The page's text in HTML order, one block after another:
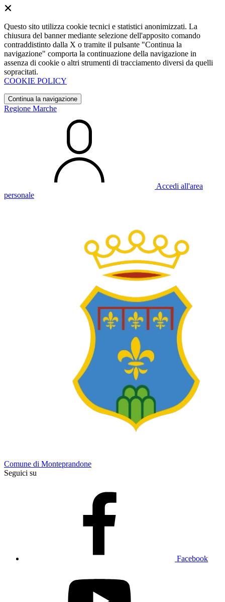
Questo sito utilizza cookie tecnici e statistici anonimizzati. La
chiusura del banner mediante selezione dell'apposito comando
contraddistinto dalla X o tramite il pulsante "Continua la
navigazione" comporta la continuazione della navigazione in
assenza di cookie o altri strumenti di tracciamento diversi da quelli
sopracitati.
COOKIE POLICY
Continua la navigazione
Regione Marche
Accedi all'area
personale
Comune di Monteprandone
Seguici su
Facebook